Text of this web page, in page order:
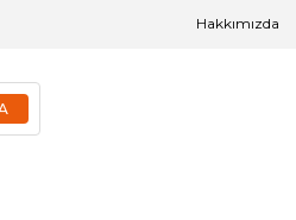
Hakkımızda